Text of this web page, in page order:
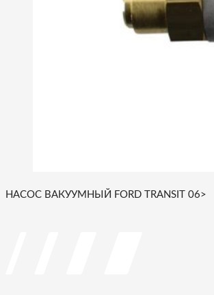
НАСОС ВАКУУМНЫЙ FORD TRANSIT 06>